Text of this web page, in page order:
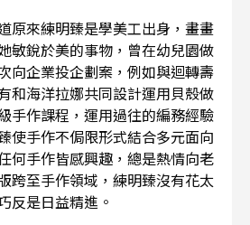
原來練明臻是學美工出身，畫畫
敏銳於美的事物，曾在幼兒園做
向企業投企劃案，例如與迴轉壽
和海洋拉娜共同設計運用貝殼做
手作課程，運用過往的編務經驗
使手作不侷限形式結合多元面向
何手作皆感興趣，總是熱情向老
跨至手作領域，練明臻沒有花太
反是日益精進。